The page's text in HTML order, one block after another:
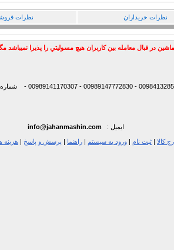
نظرات خریداران نظرات
در قبال معامله بين كاربران هيچ مسوليتي را پذيرا نميباشد
شماره فکس:
ایمیل : info@jahanmashin.com
کالا | ثبت نام | ورود به سیستم | راهنما | پرسش و پاسخ | هزینه